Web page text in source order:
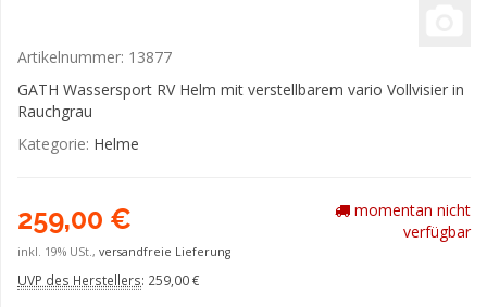
Artikelnummer: 13877
GATH Wassersport RV Helm mit verstellbarem vario Vollvisier in
Rauchgrau
Kategorie: Helme
259,00 €
inkl. 19% USt., versandfreie Lieferung
UVP des Herstellers: 259,00 €
momentan nicht
verfügbar